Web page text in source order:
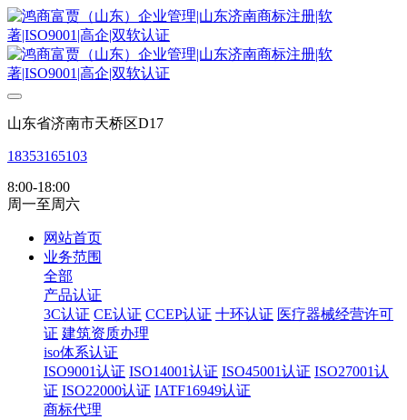
山东省济南市天桥区D17
18353165103
8:00-18:00
周一至周六
网站首页
业务范围
全部
产品认证
3C认证 CE认证 CCEP认证 十环认证 医疗器械经营许可
证 建筑资质办理
iso体系认证
ISO9001认证 ISO14001认证 ISO45001认证 ISO27001认
证 ISO22000认证 IATF16949认证
商标代理